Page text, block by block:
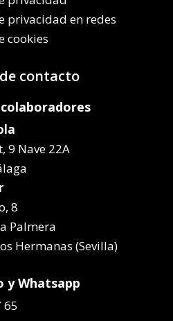
privacidad en redes
cookies
contacto
9 Nave 22A
8
Palmera
Hermanas (Sevilla)
y Whatsapp
65